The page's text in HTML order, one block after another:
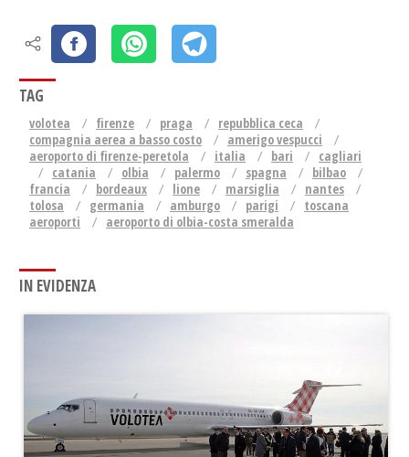
TAG
volotea firenze praga
repubblica ceca
compagnia aerea a basso costo
amerigo vespucci
aeroporto di firenze-peretola
italia bari
cagliari
catania
olbia palermo spagna
bilbao
francia
bordeaux lione marsiglia
nantes
tolosa
germania amburgo parigi
toscana
aeroporti
aeroporto di olbia-costa smeralda
IN EVIDENZA